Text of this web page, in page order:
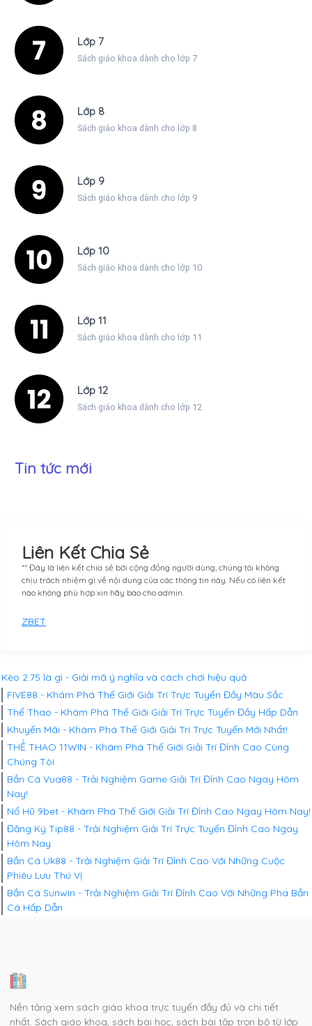
Lớp 7
Sách giáo khoa dành cho lớp 7
Lớp 8
Sách giáo khoa dành cho lớp 8
Lớp 9
Sách giáo khoa dành cho lớp 9
Lớp 10
Sách giáo khoa dành cho lớp 10
Lớp 11
Sách giáo khoa dành cho lớp 11
Lớp 12
Sách giáo khoa dành cho lớp 12
Tin tức mới
Liên Kết Chia Sẻ
** Đây là liên kết chia sẻ bới cộng đồng người dùng, chúng tôi không
chịu trách nhiệm gì về nội dung của các thông tin này. Nếu có liên kết
nào không phù hợp xin hãy báo cho admin.
ZBET
Kèo 2.75 là gì - Giải mã ý nghĩa và cách chơi hiệu quả
FIVE88 - Khám Phá Thế Giới Giải Trí Trực Tuyến Đầy Màu Sắc
Thể Thao - Khám Phá Thế Giới Giải Trí Trực Tuyến Đầy Hấp Dẫn
Khuyến Mãi - Khám Phá Thế Giới Giải Trí Trực Tuyến Mới Nhất!
THỂ THAO 11WIN - Khám Phá Thế Giới Giải Trí Đỉnh Cao Cùng
Chúng Tôi
Bắn Cá Vua88 - Trải Nghiệm Game Giải Trí Đỉnh Cao Ngay Hôm
Nay!
Nổ Hũ 9bet - Khám Phá Thế Giới Giải Trí Đỉnh Cao Ngay Hôm Nay!
Đăng Ký Tip88 - Trải Nghiệm Giải Trí Trực Tuyến Đỉnh Cao Ngay
Hôm Nay
Bắn Cá Uk88 - Trải Nghiệm Giải Trí Đỉnh Cao Với Những Cuộc
Phiêu Lưu Thú Vị
Bắn Cá Sunwin - Trải Nghiệm Giải Trí Đỉnh Cao Với Những Pha Bắn
Cá Hấp Dẫn
Nền tảng xem sách giáo khoa trực tuyến đầy đủ và chi tiết
nhất. Sách giáo khoa, sách bài học, sách bài tập trọn bộ từ lớp